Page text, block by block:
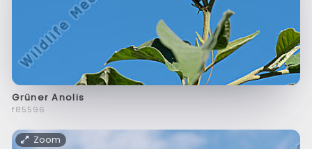
Grüner Anolis
f85596
Zoom